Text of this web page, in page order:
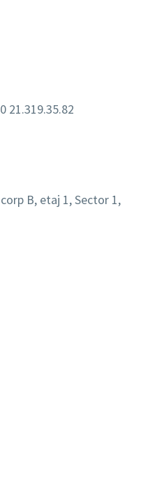
21.319.35.82
B, etaj 1, Sector 1,